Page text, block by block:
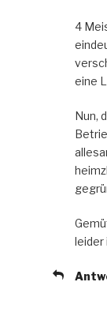
4
eine
Nun,
leider